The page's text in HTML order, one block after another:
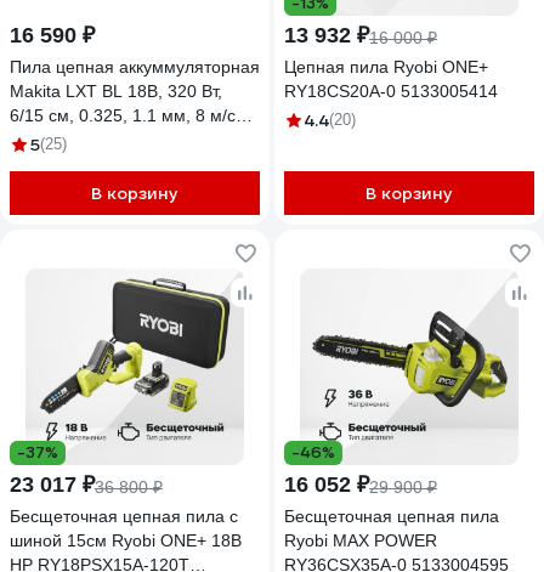
16 590 ₽
Пила цепная аккуммуляторная
Makita LXT BL 18В, 320 Вт,
6/15 см, 0.325, 1.1 мм, 8 м/с
XPT DUC150Z
5(25)
В корзину
13 932 ₽16 000 ₽
Цепная пила Ryobi ONE+
RY18CS20A-0 5133005414
4.4(20)
В корзину
-37%
23 017 ₽36 800 ₽
Бесщеточная цепная пила с
шиной 15см Ryobi ONE+ 18В
НР RY18PSX15A-120T
-46%
16 052 ₽29 900 ₽
Бесщеточная цепная пила
Ryobi MAX POWER
RY36CSX35A-0 5133004595